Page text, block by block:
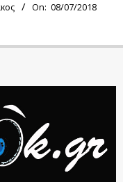
On: 08/07/2018